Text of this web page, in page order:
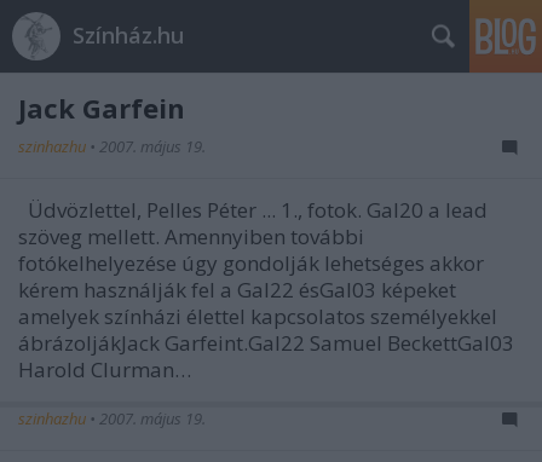
Színház.hu
Jack Garfein
szinhazhu • 2007. május 19.
Üdvözlettel, Pelles Péter ... 1., fotok. Gal20 a lead
szöveg mellett. Amennyiben további
fotókelhelyezése úgy gondolják lehetséges akkor
kérem használják fel a Gal22 ésGal03 képeket
amelyek színházi élettel kapcsolatos személyekkel
ábrázoljákJack Garfeint.Gal22 Samuel BeckettGal03
Harold Clurman…
szinhazhu • 2007. május 19.